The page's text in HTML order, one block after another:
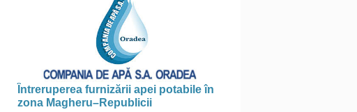
Întreruperea furnizării apei potabile în
zona Magheru–Republicii